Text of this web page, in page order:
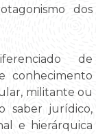
dos
de
conhecimento
militante ou
saber jurídico,
e hierárquica